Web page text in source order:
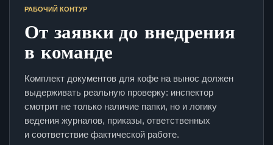
РАБОЧИЙ КОНТУР
От заявки до внедрения
в команде
Комплект документов для кофе на вынос должен
выдерживать реальную проверку: инспектор
смотрит не только наличие папки, но и логику
ведения журналов, приказы, ответственных
и соответствие фактической работе.